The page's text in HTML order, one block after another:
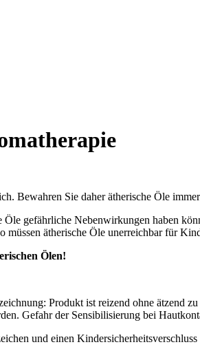
Bewahren Sie daher ätherische Öle
gefährliche Nebenwirkungen haben
müssen ätherische Öle unerreichbar für
Ölen!
Produkt ist reizend ohne ätzend
Gefahr der Sensibilisierung bei
und einen Kindersicherheitsverschluss